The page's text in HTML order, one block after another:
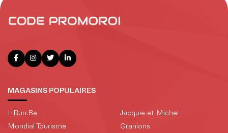
MAGASINS POPULAIRES
I-Run.Be
Mondial Tourisme
Jacquie et Michel
Granions